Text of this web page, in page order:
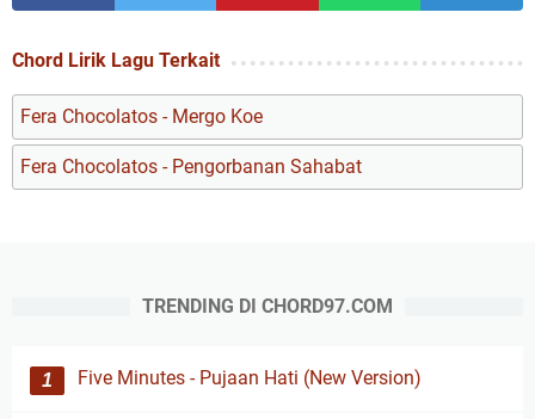
Chord Lirik Lagu Terkait
Fera Chocolatos - Mergo Koe
Fera Chocolatos - Pengorbanan Sahabat
TRENDING DI CHORD97.COM
Five Minutes - Pujaan Hati (New Version)